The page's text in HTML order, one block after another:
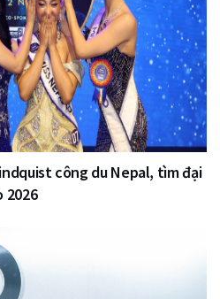
công du Nepal, tìm đại
2026